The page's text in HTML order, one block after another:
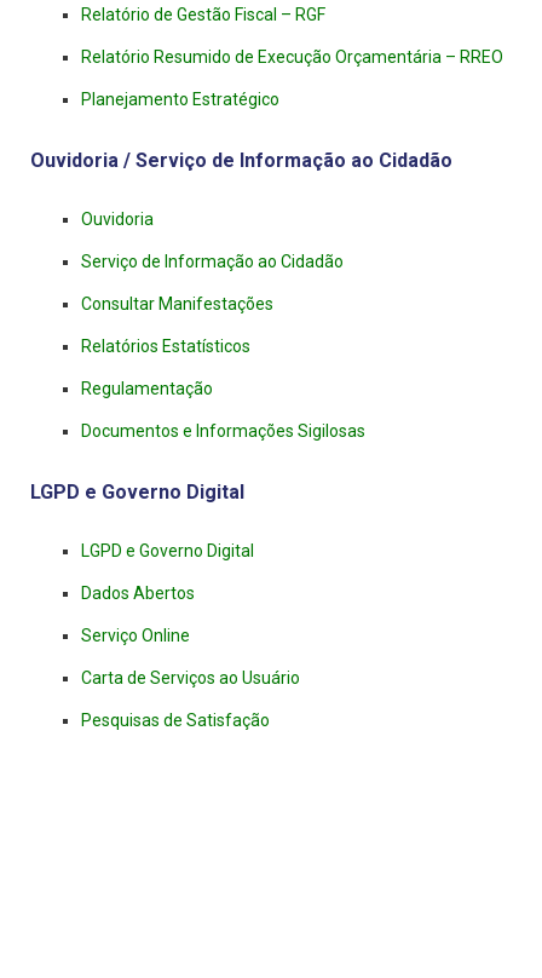
Relatório de Gestão Fiscal – RGF
Relatório Resumido de Execução Orçamentária – RREO
Planejamento Estratégico
Ouvidoria / Serviço de Informação ao Cidadão
Ouvidoria
Serviço de Informação ao Cidadão
Consultar Manifestações
Relatórios Estatísticos
Regulamentação
Documentos e Informações Sigilosas
LGPD e Governo Digital
LGPD e Governo Digital
Dados Abertos
Serviço Online
Carta de Serviços ao Usuário
Pesquisas de Satisfação